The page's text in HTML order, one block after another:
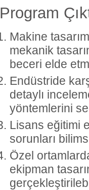
Program
Makine
mekanik
beceri elde
Endüstride
detaylı
yöntemlerini
Lisans eğitimi
sorunları
Özel
ekipman